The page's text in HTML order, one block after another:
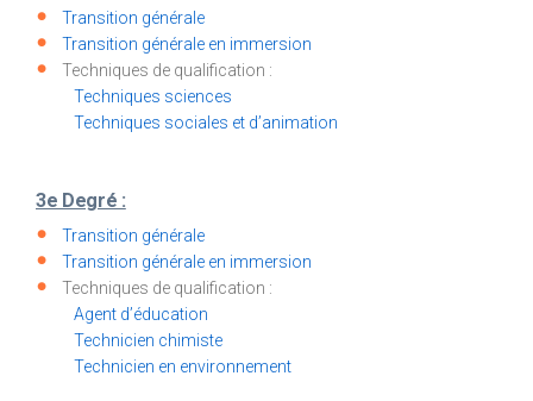
Transition générale
Transition générale en immersion
Techniques de qualification :
Techniques sciences
Techniques sociales et d’animation
3e Degré :
Transition générale
Transition générale en immersion
Techniques de qualification :
Agent d’éducation
Technicien chimiste
Technicien en environnement